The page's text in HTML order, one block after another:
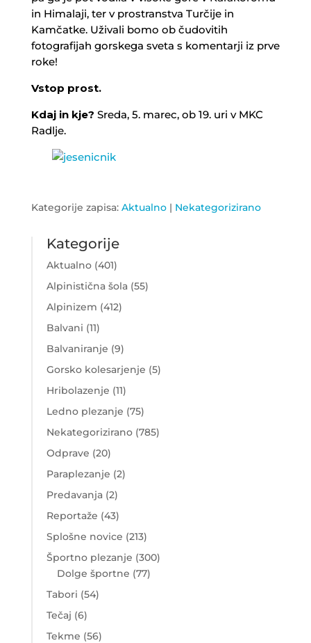
in Himalaji, ter v prostranstva Turčije in
Kamčatke. Uživali bomo ob čudovitih
fotografijah gorskega sveta s komentarji iz prve
roke!
Vstop prost.
Kdaj in kje? Sreda, 5. marec, ob 19. uri v MKC
Radlje.
Kategorije zapisa: Aktualno| Nekategorizirano
Kategorije
Aktualno(401)
Alpinistična šola(55)
Alpinizem (412)
Balvani (11)
Balvaniranje (9)
Gorsko kolesarjenje (5)
Hribolazenje (11)
Ledno plezanje (75)
Nekategorizirano(785)
Odprave (20)
Paraplezanje (2)
Predavanja(2)
Reportaže (43)
Splošne novice (213)
Športno plezanje (300)
Dolge športne (77)
Tabori (54)
Tečaj (6)
Tekme (56)